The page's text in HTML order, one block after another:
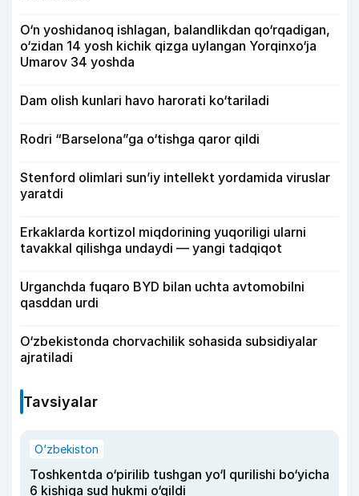
O‘n yoshidanoq ishlagan, balandlikdan qo‘rqadigan,
o‘zidan 14 yosh kichik qizga uylangan Yorqinxo‘ja
Umarov 34 yoshda
Dam olish kunlari havo harorati ko‘tariladi
Rodri “Barselona”ga o‘tishga qaror qildi
Stenford olimlari sun’iy intellekt yordamida viruslar
yaratdi
Erkaklarda kortizol miqdorining yuqoriligi ularni
tavakkal qilishga undaydi — yangi tadqiqot
Urganchda fuqaro BYD bilan uchta avtomobilni
qasddan urdi
O‘zbekistonda chorvachilik sohasida subsidiyalar
ajratiladi
Tavsiyalar
O‘zbekiston
Toshkentda o‘pirilib tushgan yo‘l qurilishi bo‘yicha
6 kishiga sud hukmi o‘qildi